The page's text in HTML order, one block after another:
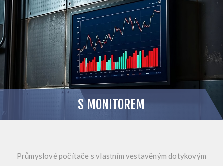
S MONITOREM
Průmyslové počítače s vlastním vestavěným dotykovým